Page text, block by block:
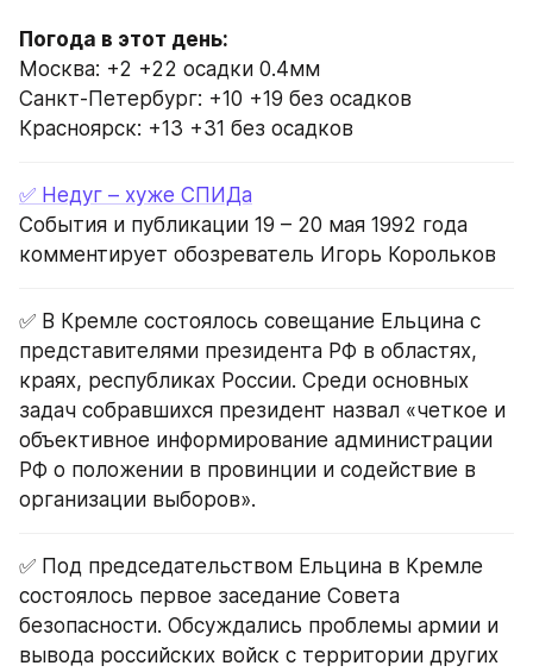
Погода в этот день:
Москва: +2 +22 осадки 0.4мм
Санкт-Петербург: +10 +19 без осадков
Красноярск: +13 +31 без осадков
✅ Недуг – хуже СПИДа
События и публикации 19 – 20 мая 1992 года
комментирует обозреватель Игорь Корольков
✅ В Кремле состоялось совещание Ельцина с
представителями президента РФ в областях,
краях, республиках России. Среди основных
задач собравшихся президент назвал «четкое и
объективное информирование администрации
РФ о положении в провинции и содействие в
организации выборов».
✅ Под председательством Ельцина в Кремле
состоялось первое заседание Совета
безопасности. Обсуждались проблемы армии и
вывода российских войск с территории других